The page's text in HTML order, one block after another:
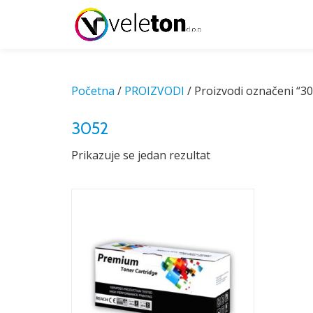
Početna / PROIZVODI / Proizvodi označeni
3052
Prikazuje se jedan rezultat